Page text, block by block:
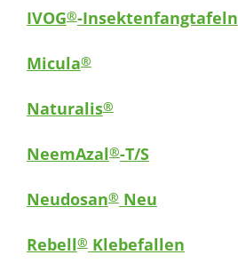
IVOG®-Insektenfangtafeln
Micula®
Naturalis®
NeemAzal®-T/S
Neudosan®Neu
Rebell®Klebefallen